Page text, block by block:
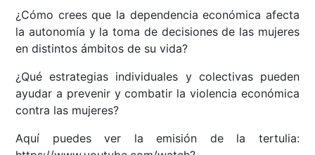
¿Cómo crees que la dependencia económica afecta
la autonomía y la toma de decisiones de las mujeres
en distintos ámbitos de su vida?
¿Qué estrategias individuales y colectivas pueden
ayudar a prevenir y combatir la violencia económica
contra las mujeres?
Aquí puedes ver la emisión de la tertulia: